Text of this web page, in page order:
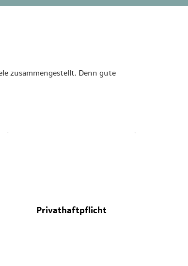
zusammengestellt. Denn gute
Privathaftpflicht
aufkommen und hat keine private